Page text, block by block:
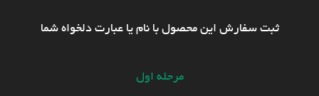
ثبت سفارش این محصول با نام یا عبارت دلخواه شما
مرحله اول